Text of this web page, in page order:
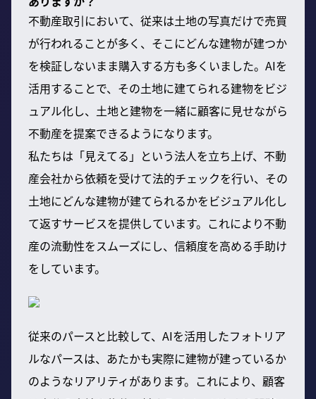
不動産取引において、従来は土地の写真だけで売買
が行われることが多く、そこにどんな建物が建つか
を検証しないまま購入する方も多くいました。AIを
活用することで、その土地に建てられる建物をビジ
ュアル化し、土地と建物を一緒に顧客に見せながら
不動産を提案できるようになります。
私たちは「見えてる」という法人を立ち上げ、不動
産会社から依頼を受けて法的チェックを行い、その
土地にどんな建物が建てられるかをビジュアル化し
て返すサービスを提供しています。これにより不動
産の流動性をスムーズにし、信頼度を高める手助け
をしています。
従来のパースと比較して、AIを活用したフォトリア
ルなパースは、あたかも実際に建物が建っているか
のようなリアリティがあります。これにより、顧客